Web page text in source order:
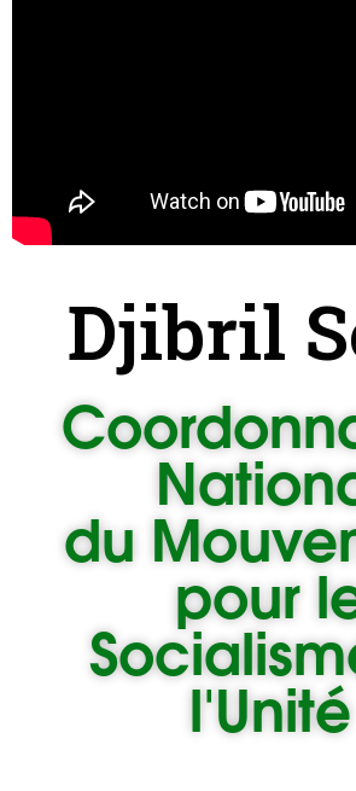
Djibril
du
pour
l'Unité